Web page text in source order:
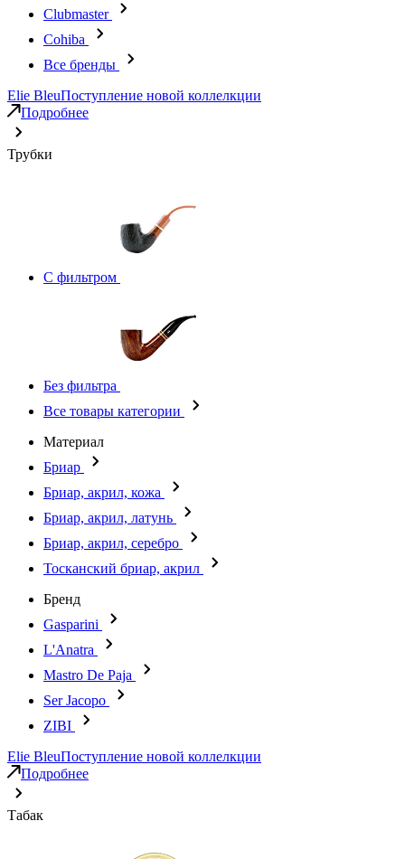
Clubmaster
Cohiba
Все бренды
Elie BleuПоступление новой коллелкции
Подробнее
Трубки
С фильтром
Без фильтра
Все товары категории
Материал
Бриар
Бриар, акрил, кожа
Бриар, акрил, латунь
Бриар, акрил, серебро
Тосканский бриар, акрил
Бренд
Gasparini
L'Anatra
Mastro De Paja
Ser Jacopo
ZIBI
Elie BleuПоступление новой коллелкции
Подробнее
Табак